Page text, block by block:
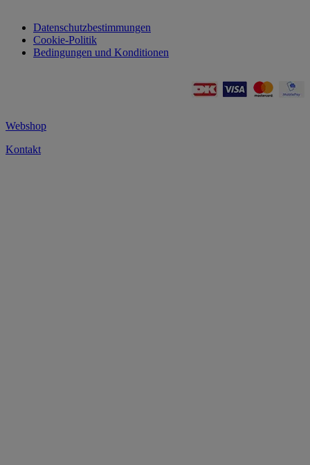
Datenschutzbestimmungen
Cookie-Politik
Bedingungen und Konditionen
Webshop
Kontakt